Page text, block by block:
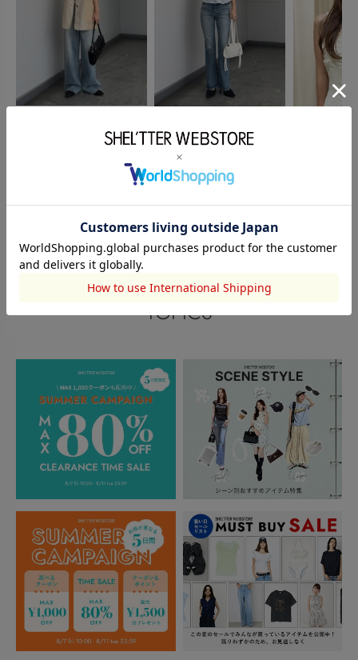
永田 紗也佳
156cm
閲覧中カテゴリーのランキング
TOPICS